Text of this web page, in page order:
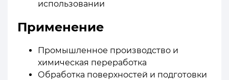
использовании
Применение
Промышленное производство и
химическая переработка
Обработка поверхностей и подготовки